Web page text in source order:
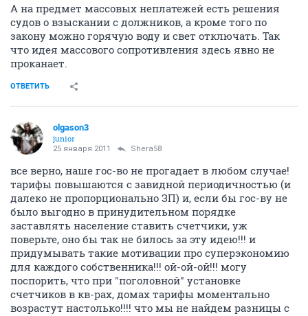
А на предмет массовых неплатежей есть решения
судов о взыскании с должников, а кроме того по
закону можно горячую воду и свет отключать. Так
что идея массового сопротивления здесь явно не
проканает.
ОТВЕТИТЬ
olgason3
junior
25 января 2011 Shera58
все верно, наше гос-во не прогадает в любом случае!
тарифы повышаются с завидной периодичностью (и
далеко не пропорционально ЗП) и, если бы гос-ву не
было выгодно в принудительном порядке
заставлять население ставить счетчики, уж
поверьте, оно бы так не билось за эту идею!!! и
придумывать такие мотивации про суперэкономию
для каждого собственника!!! ой-ой-ой!!! могу
поспорить, что при "поголовной" установке
счетчиков в кв-рах, домах тарифы моментально
возрастут настолько!!!! что мы не найдем разницы с